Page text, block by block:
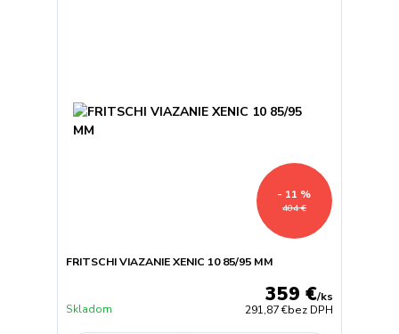
404 €
- 11 %
FRITSCHI VIAZANIE XENIC 10 85/95 MM
359 €/ks
291,87 €bez DPH
Skladom